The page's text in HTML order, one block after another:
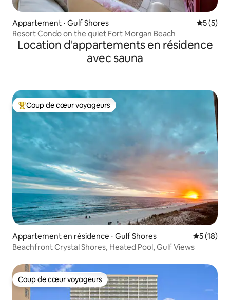
Appartement ⋅ Gulf Shores
5 (5)
Resort Condo on the quiet Fort Morgan Beach
Location d'appartements en résidence
avec sauna
Coups de cœur voyageurs les plus appréciés
Coup de cœur voyageurs
Appartement en résidence ⋅ Gulf Shores
5 (18)
Beachfront Crystal Shores, Heated Pool, Gulf Views
Coup de cœur voyageurs
Coup de cœur voyageurs